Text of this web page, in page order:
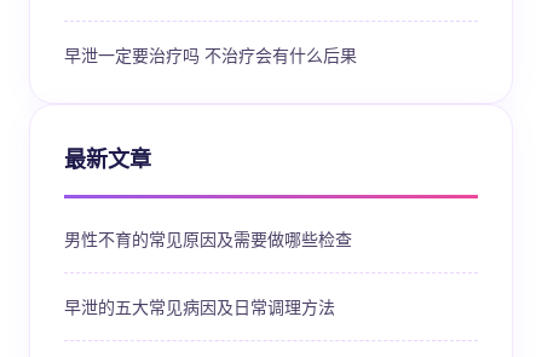
早泄一定要治疗吗 不治疗会有什么后果
最新文章
男性不育的常见原因及需要做哪些检查
早泄的五大常见病因及日常调理方法